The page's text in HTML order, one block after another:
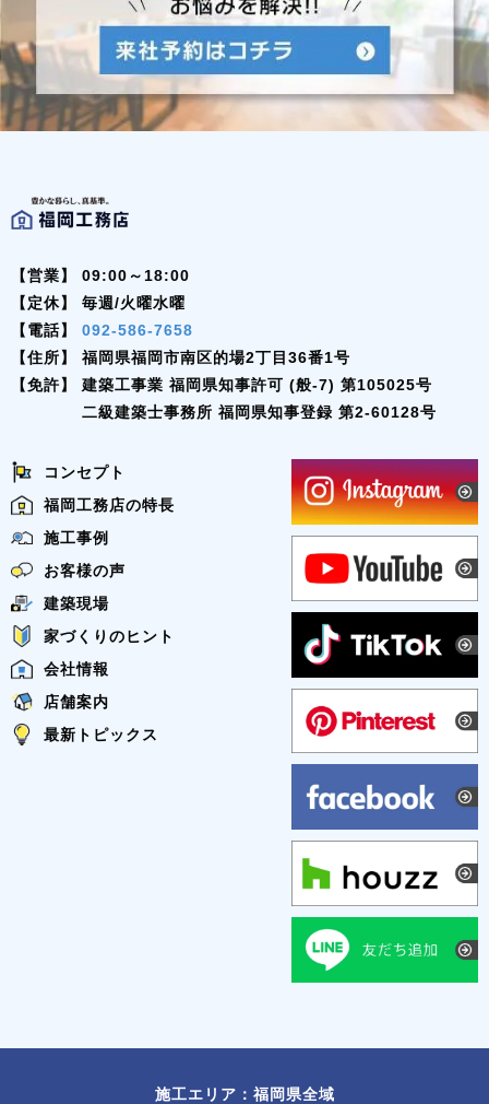
【営業】
09:00～18:00
【定休】
毎週/火曜水曜
【電話】
092-586-7658
【住所】
福岡県福岡市南区的場2丁目36番1号
【免許】
建築工事業 福岡県知事許可 (般-7) 第105025号
二級建築士事務所 福岡県知事登録 第2-60128号
コンセプト
福岡工務店の特長
施工事例
お客様の声
建築現場
家づくりのヒント
会社情報
店舗案内
最新トピックス
施工エリア：福岡県全域